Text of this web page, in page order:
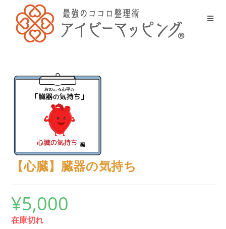
【心臓】臓器の気持ち
¥5,000
在庫切れ